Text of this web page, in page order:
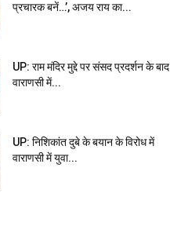
प्रचारक बनें…’, अजय राय का...
UP: राम मंदिर मुद्दे पर संसद प्रदर्शन के बाद
वाराणसी में...
UP: निशिकांत दुबे के बयान के विरोध में
वाराणसी में युवा...